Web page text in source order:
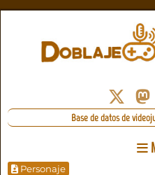
Base de datos de
Personaje